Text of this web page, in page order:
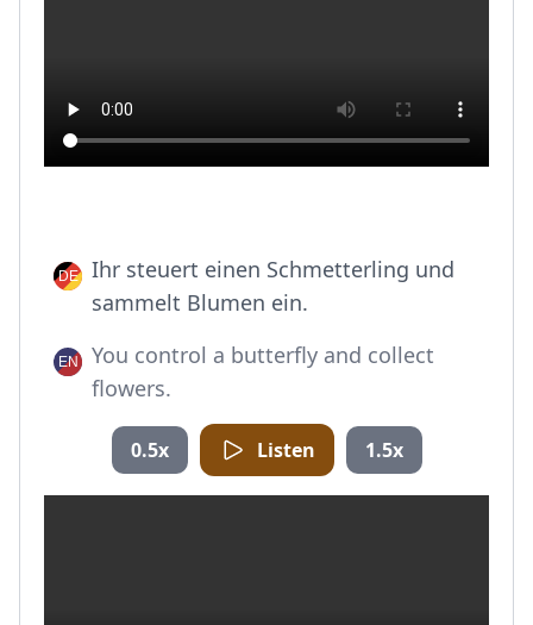
Ihr steuert einen Schmetterling und
sammelt Blumen ein.
You control a butterfly and collect
flowers.
0.5x Listen 1.5x